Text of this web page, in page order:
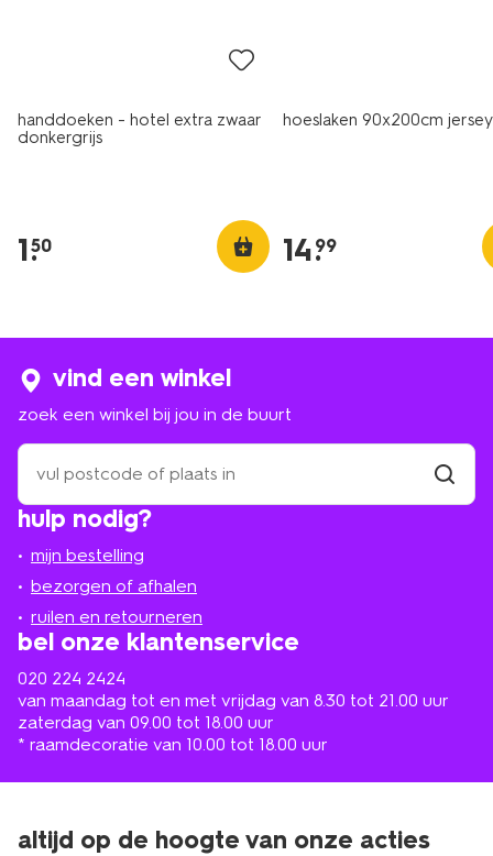
handdoeken - hotel extra zwaar
donkergrijs
1.
50
hoeslaken 90x200cm
14.
99
hulp nodig?
mijn bestelling
bezorgen of afhalen
ruilen en retourneren
bel onze klantenservice
020 224 2424
van maandag tot en met vrijdag van 8.30 tot 21.00 uur
zaterdag van 09.00 tot 18.00 uur
* raamdecoratie van 10.00 tot 18.00 uur
vind een winkel
zoek een winkel bij jou in de buurt
zoek
een
winkel
bij
in
de
buurt
altijd op de hoogte van onze acties